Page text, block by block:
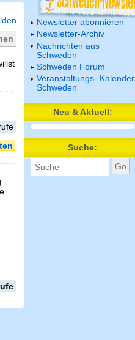
Newsletter abonnieren
Newsletter-Archiv
Nachrichten aus
Schweden
Schweden Forum
Veranstaltungs- Kalender
Schweden
Neu & Aktuell:
Suche: